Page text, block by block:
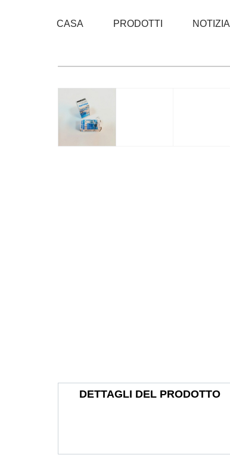
CASA PRODOTTI NOTIZIA
DETTAGLI DEL PRODOTTO